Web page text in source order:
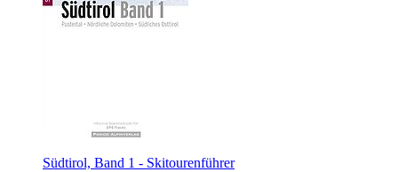
Südtirol, Band 1 - Skitourenführer